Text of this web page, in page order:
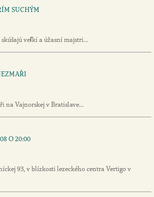
SUCHÝM
veľkí a úžasní majstri...
na Vajnorskej v Bratislave...
O 20:00
93, v blízkosti lezeckého centra Vertigo v